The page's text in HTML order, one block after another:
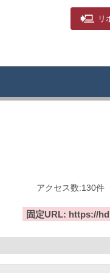
リ
アクセス数:130件
固定URL: https://